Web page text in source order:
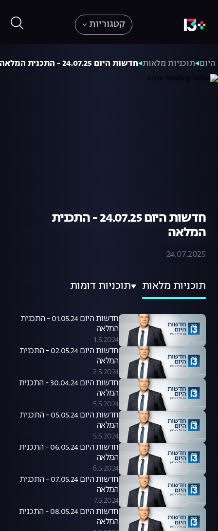
קטגוריות
תוכניות מלאות חדשות היום 24.07.25 - התכנית המלאה
חדשות היום 24.07.25 - התכנית
המלאה
24.07.2025
תוכניות מלאות תוכניות דומות
חדשות היום 01.05.24 - התכנית
המלאה
1.5.2024
חדשות היום 02.05.24 - התכנית
המלאה
2.5.2024
חדשות היום 30.04.24 - התכנית
המלאה
5.5.2024
חדשות היום 05.05.24 - התכנית
המלאה
5.5.2024
חדשות היום 06.05.24 - התכנית
המלאה
6.5.2024
חדשות היום 07.05.24 - התכנית
המלאה
7.5.2024
חדשות היום 08.05.24 - התכנית
המלאה